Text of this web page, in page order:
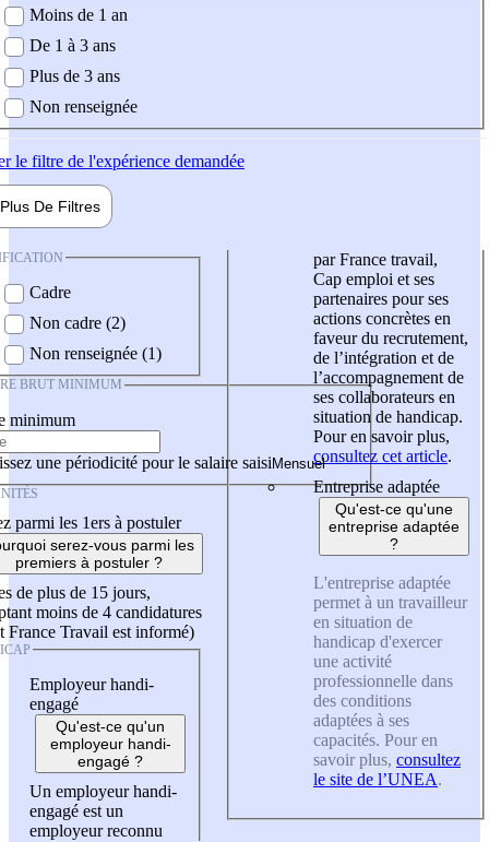
demandée
Moins de 1 an
De 1 à 3 ans
Plus de 3 ans
Non renseignée
le filtre de l'expérience demandée
Plus De Filtres
Cadre
Non cadre (2)
Non renseignée (1)
BRUT MINIMUM
minimum
une périodicité pour le salaire saisi
parmi les 1ers à postuler
serez-vous parmi les
premiers à postuler ?
de plus de 15 jours,
moins de 4 candidatures
France Travail est informé)
Employeur handi-
engagé
Qu'est-ce qu'un
employeur handi-
engagé ?
Un employeur handi-
engagé est un
employeur reconnu
par France travail,
Cap emploi et ses
partenaires pour ses
actions concrètes en
faveur du recrutement,
de l’intégration et de
l’accompagnement de
ses collaborateurs en
situation de handicap.
Pour en savoir plus,
consultez cet article.
Entreprise adaptée
Qu'est-ce qu'une
entreprise adaptée
?
L'entreprise adaptée
permet à un travailleur
en situation de
handicap d'exercer
une activité
professionnelle dans
des conditions
adaptées à ses
capacités. Pour en
savoir plus, consultez
le site de l’UNEA.